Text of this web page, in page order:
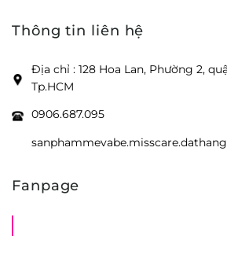
Thông tin liên hệ
Địa chỉ : 128 Hoa Lan, Phường 2,
Tp.HCM
0906.687.095
Fanpage